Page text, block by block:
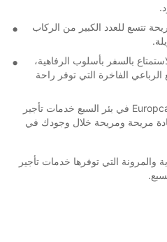
تتسع للعدد الكبير من الركاب
بالسفر بأسلوب الرفاهية،
الرباعي الفاخرة التي توفر راحة
بغض النظر عن احتياجاتك، يقدم Europcar في بئر السبع خدمات تأجير
مريحة ومريحة خلال وجودك في
والمرونة التي توفرها خدمات تأجير